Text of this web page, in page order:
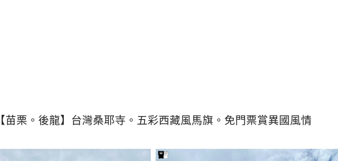
【苗栗。後龍】台灣桑耶寺。五彩西藏風馬旗。免門票賞異國風情